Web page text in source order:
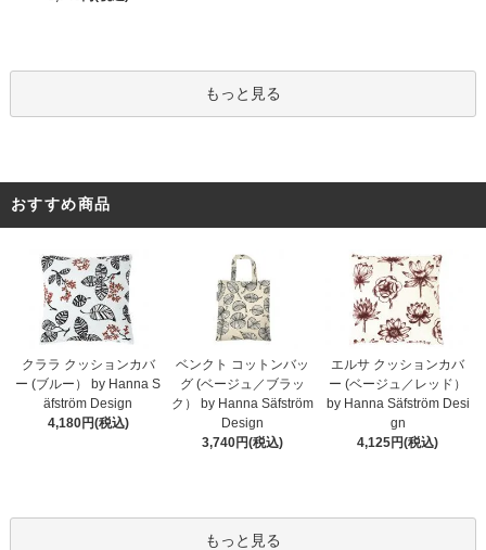
もっと見る
おすすめ商品
クララ クッションカバ
ー (ブルー） by Hanna S
äfström Design
4,180円(税込)
ベンクト コットンバッ
グ (ベージュ／ブラッ
ク） by Hanna Säfström
Design
3,740円(税込)
エルサ クッションカバ
ー (ベージュ／レッド）
by Hanna Säfström Desi
gn
4,125円(税込)
もっと見る